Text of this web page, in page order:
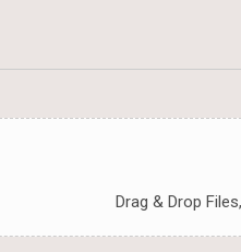
Drag & Drop Files,